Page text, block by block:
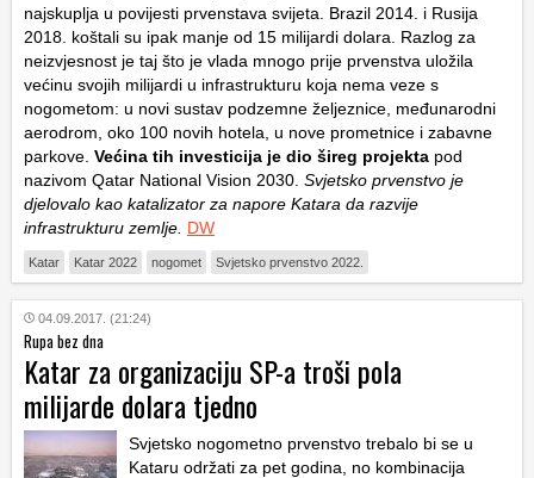
najskuplja u povijesti prvenstava svijeta. Brazil 2014. i Rusija
2018. koštali su ipak manje od 15 milijardi dolara. Razlog za
neizvjesnost je taj što je vlada mnogo prije prvenstva uložila
većinu svojih milijardi u infrastrukturu koja nema veze s
nogometom: u novi sustav podzemne željeznice, međunarodni
aerodrom, oko 100 novih hotela, u nove prometnice i zabavne
parkove. Većina tih investicija je dio šireg projekta pod
nazivom Qatar National Vision 2030. Svjetsko prvenstvo je
djelovalo kao katalizator za napore Katara da razvije
infrastrukturu zemlje. DW
Katar Katar 2022 nogomet Svjetsko prvenstvo 2022.
04.09.2017. (21:24)
Rupa bez dna
Katar za organizaciju SP-a troši pola
milijarde dolara tjedno
Svjetsko nogometno prvenstvo trebalo bi se u
Kataru održati za pet godina, no kombinacija